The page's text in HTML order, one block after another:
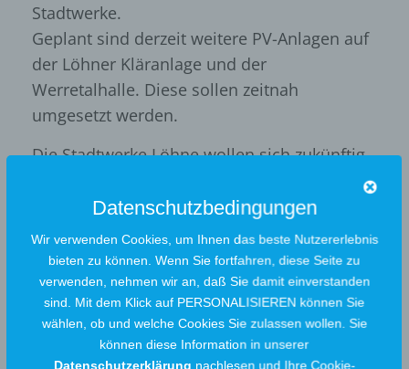
Stadtwerke.
Geplant sind derzeit weitere PV-Anlagen auf
der Löhner Kläranlage und der
Werretalhalle. Diese sollen zeitnah
umgesetzt werden.
Die Stadtwerke Löhne wollen sich zukünftig
verstärkt dem Klimaschutz und dem Ausbau
den erneuerbaren Energien widmen.
Weitere Meldungen
Datenschutzbedingungen
Wir verwenden Cookies, um Ihnen das beste Nutzererlebnis
bieten zu können. Wenn Sie fortfahren, diese Seite zu
verwenden, nehmen wir an, daß Sie damit einverstanden
sind. Mit dem Klick auf PERSONALISIEREN können Sie
wählen, ob und welche Cookies Sie zulassen wollen. Sie
können diese Information in unserer
Datenschutzerklärung nachlesen und Ihre Cookie-